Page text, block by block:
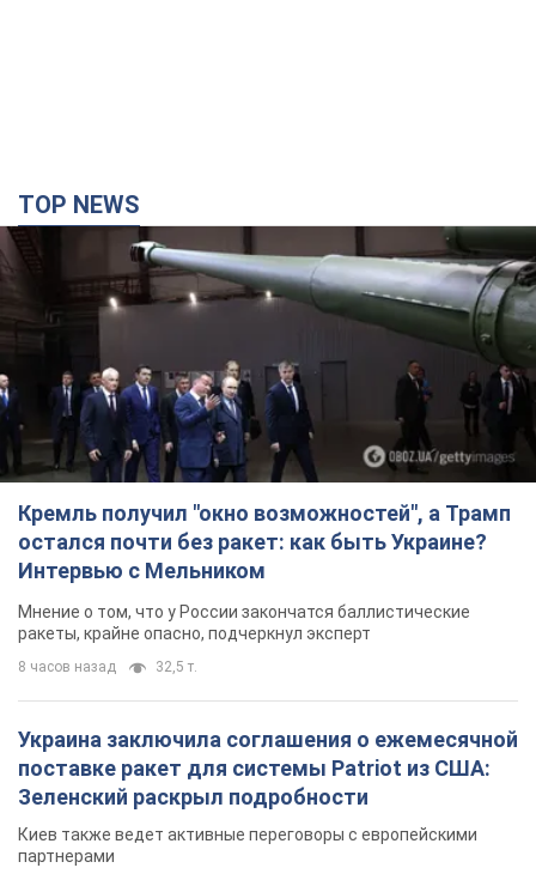
TOP NEWS
Кремль получил "окно возможностей", а Трамп
остался почти без ракет: как быть Украине?
Интервью с Мельником
Мнение о том, что у России закончатся баллистические
ракеты, крайне опасно, подчеркнул эксперт
8 часов назад 32,5 т.
Украина заключила соглашения о ежемесячной
поставке ракет для системы Patriot из США:
Зеленский раскрыл подробности
Киев также ведет активные переговоры с европейскими
партнерами